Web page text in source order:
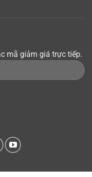
mã giảm giá trực tiếp.